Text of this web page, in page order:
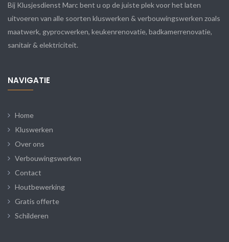
Bij Klusjesdienst Marc bent u op de juiste plek voor het laten
uitvoeren van alle soorten kluswerken & verbouwingswerken zoals
maatwerk, gyprocwerken, keukenrenovatie, badkamerrenovatie,
sanitair & elektriciteit.
NAVIGATIE
Home
Kluswerken
Over ons
Verbouwingswerken
Contact
Houtbewerking
Gratis offerte
Schilderen